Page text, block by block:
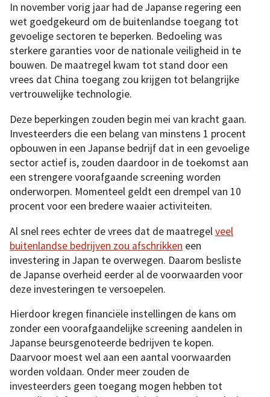
In november vorig jaar had de Japanse regering een
wet goedgekeurd om de buitenlandse toegang tot
gevoelige sectoren te beperken. Bedoeling was
sterkere garanties voor de nationale veiligheid in te
bouwen. De maatregel kwam tot stand door een
vrees dat China toegang zou krijgen tot belangrijke
vertrouwelijke technologie.
Deze beperkingen zouden begin mei van kracht gaan.
Investeerders die een belang van minstens 1 procent
opbouwen in een Japanse bedrijf dat in een gevoelige
sector actief is, zouden daardoor in de toekomst aan
een strengere voorafgaande screening worden
onderworpen. Momenteel geldt een drempel van 10
procent voor een bredere waaier activiteiten.
Al snel rees echter de vrees dat de maatregelveel
buitenlandse bedrijven zou afschrikken een
investering in Japan te overwegen. Daarom besliste
de Japanse overheid eerder al de voorwaarden voor
deze investeringen te versoepelen.
Hierdoor kregen financiële instellingen de kans om
zonder een voorafgaandelijke screening aandelen in
Japanse beursgenoteerde bedrijven te kopen.
Daarvoor moest wel aan een aantal voorwaarden
worden voldaan. Onder meer zouden de
investeerders geen toegang mogen hebben tot